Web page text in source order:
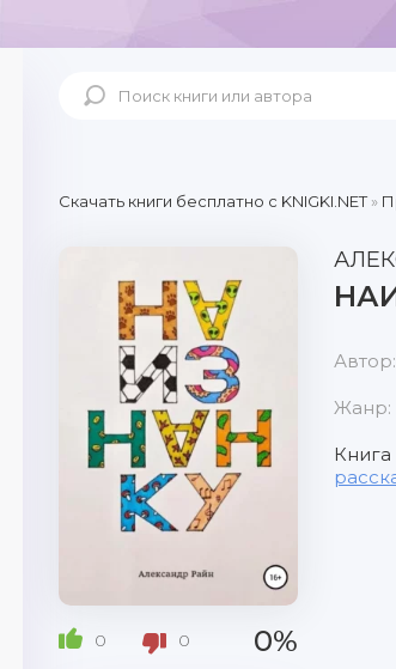
Скачать книги бесплатно c KNIGKI.NET»
0 0 0%
Автор:
Жанр:
Книга